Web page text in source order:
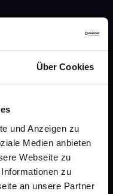
Über Cookies
und Anzeigen zu
Medien anbieten
Webseite zu
zu
an unsere Partner